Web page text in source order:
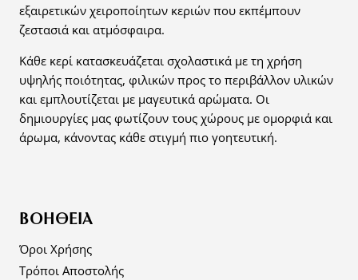
εξαιρετικών χειροποίητων κεριών που εκπέμπουν
ζεστασιά και ατμόσφαιρα.
Κάθε κερί κατασκευάζεται σχολαστικά με τη χρήση
υψηλής ποιότητας, φιλικών προς το περιβάλλον υλικών
και εμπλουτίζεται με μαγευτικά αρώματα. Οι
δημιουργίες μας φωτίζουν τους χώρους με ομορφιά και
άρωμα, κάνοντας κάθε στιγμή πιο γοητευτική.
ΒΟΉΘΕΙΑ
Όροι Χρήσης
Τρόποι Αποστολής